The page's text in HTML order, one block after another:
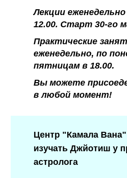
Лекции
12.00. Старт 30-го
Практические
еженедельно, по
пятницам в 18.00.
Вы можете
в любой момент!
Центр "Камала
изучать Джйотиш у
астролога